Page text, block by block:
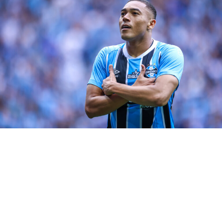
estaria em campo no domingo, sofreu lesão ligamentar
no joelho esquerdo e desfalcará o grupo de duas a
quatro semanas, mas não precisará passar por cirurgia.
O atleta se machucou no jogo-treino contra o Sindicato
dos Atletas, na última quinta-feira.
RELATED TOPICS: DESTAQUE GRÊMIO
GUSTAVO NUNES